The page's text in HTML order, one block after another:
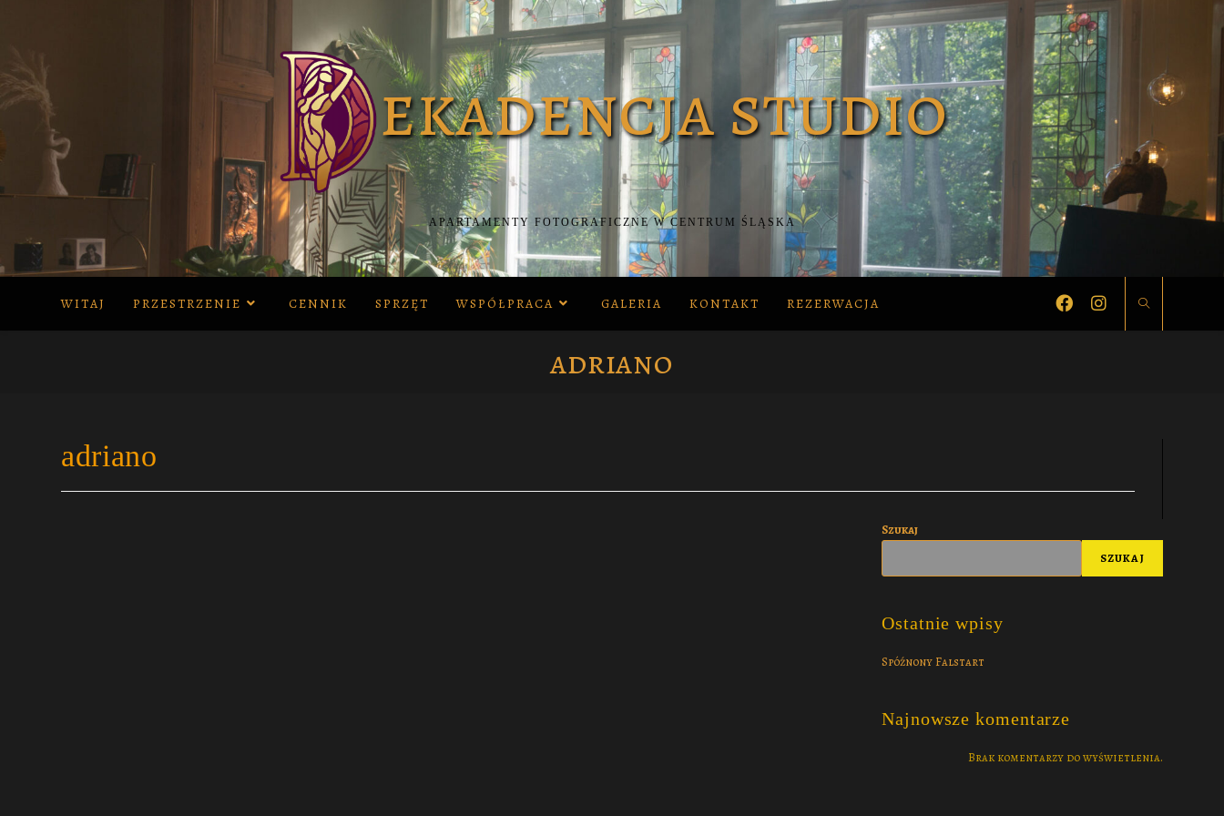
APARTAMENTY FOTOGRAFICZNE W CENTRUM ŚLĄSKA
WITAJ PRZESTRZENIE CENNIK SPRZĘT WSPÓŁPRACA GALERIA KONTAKT REZERWACJA
adriano
adriano
Szukaj
SZUKAJ
Ostatnie wpisy
Spóźnony Falstart
Najnowsze komentarze
Brak komentarzy do wyświetlenia.